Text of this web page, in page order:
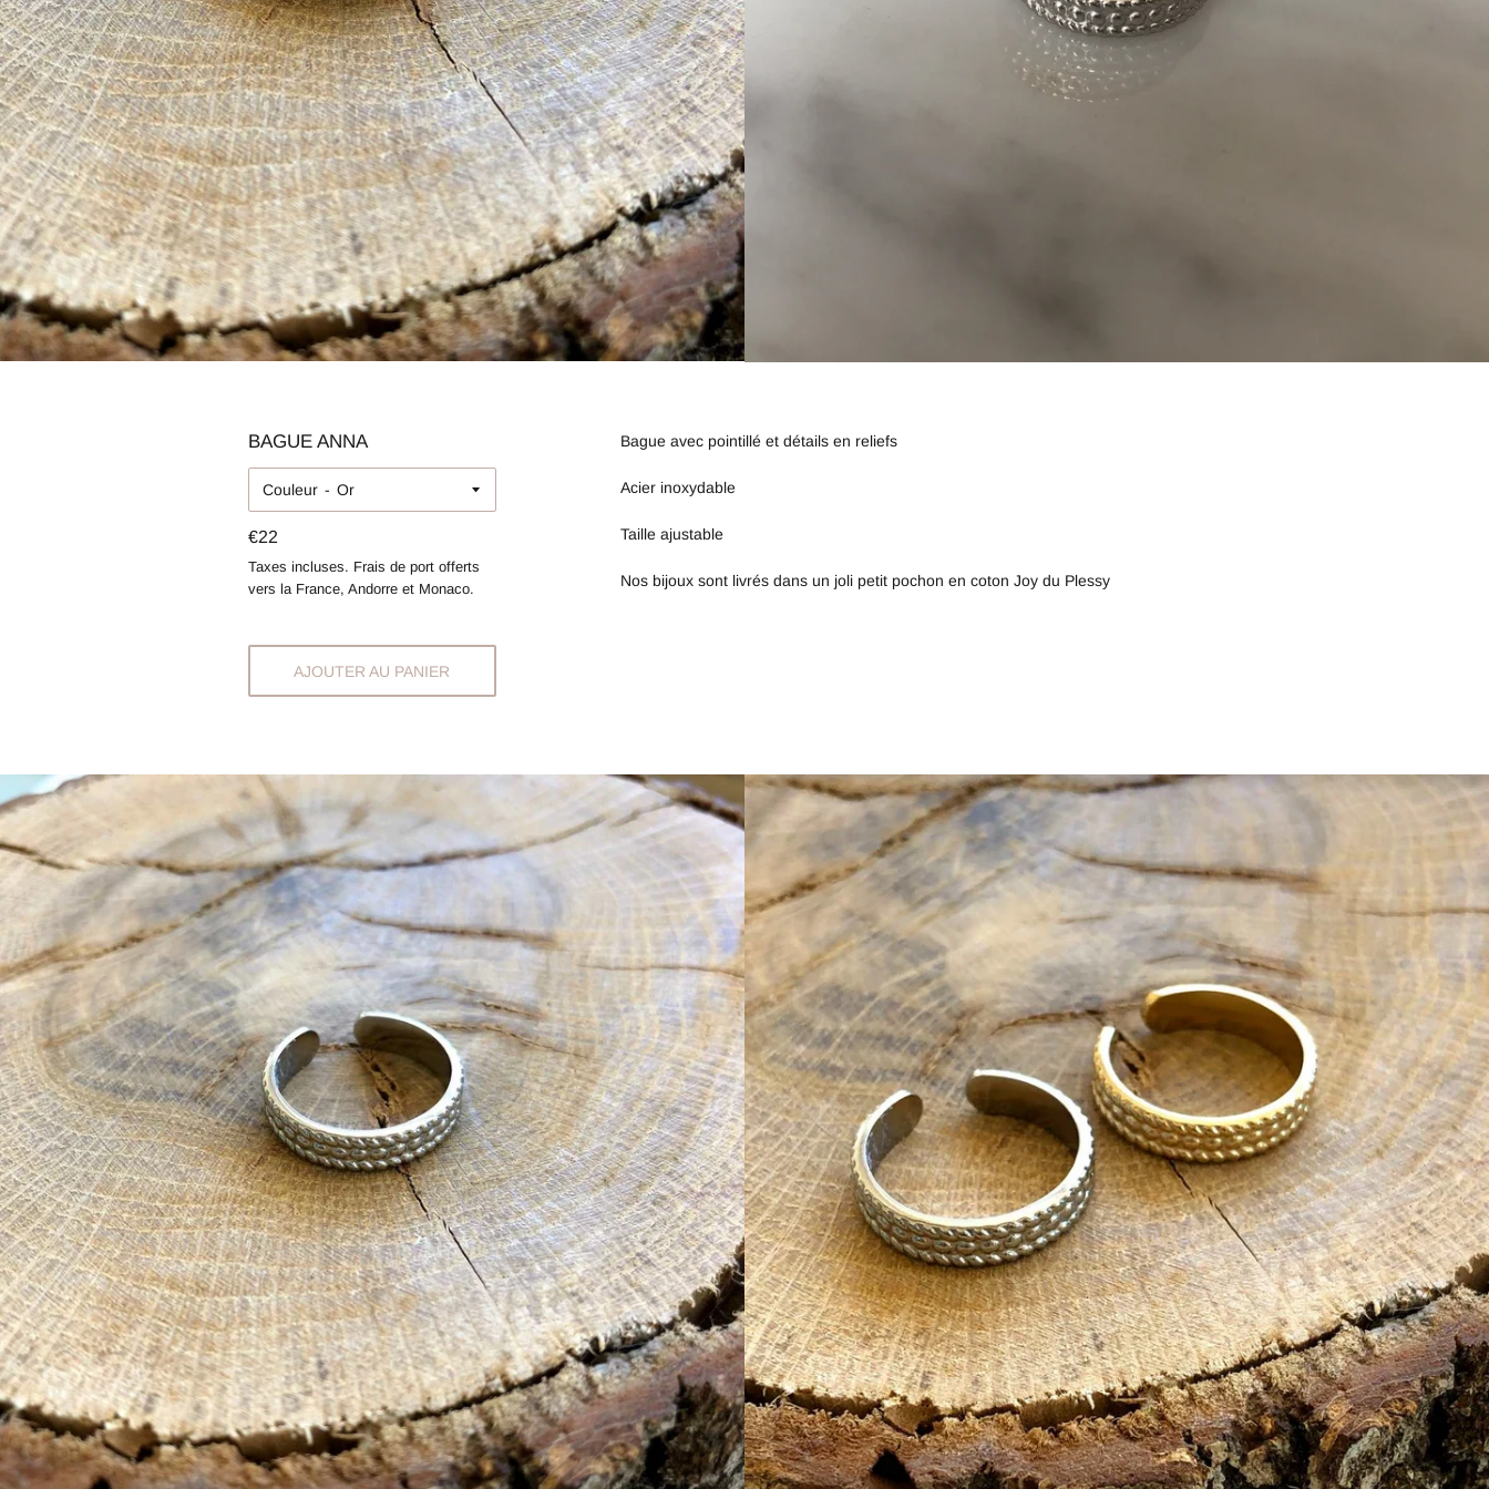
BAGUE ANNA
Couleur
Prix
régulier
€22
Taxes incluses. Frais de port offerts
vers la France, Andorre et Monaco.
AJOUTER AU PANIER
Bague avec pointillé et détails en reliefs
Acier inoxydable
Taille ajustable
Nos bijoux sont livrés dans un joli petit pochon en coton Joy du Plessy